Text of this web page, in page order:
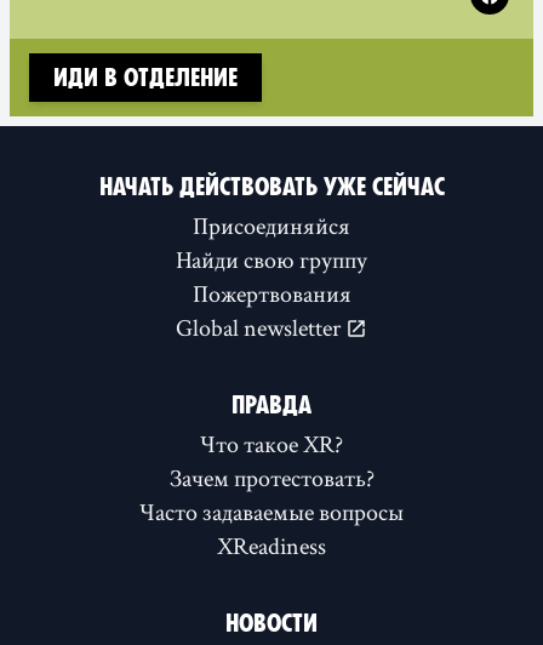
Иди в отделение
НАЧАТЬ ДЕЙСТВОВАТЬ УЖЕ СЕЙЧАС
Присоединяйся
Найди свою группу
Пожертвования
Global newsletter
ПРАВДА
Что такое XR?
Зачем протестовать?
Часто задаваемые вопросы
XReadiness
НОВОСТИ